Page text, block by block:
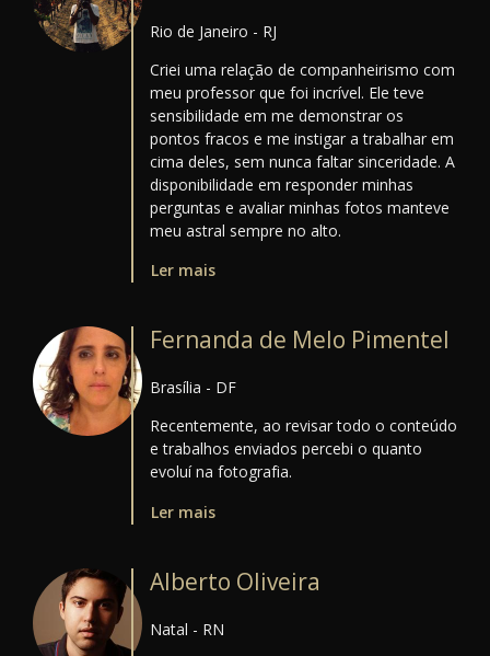
Rio de Janeiro - RJ
Criei uma relação de companheirismo com
meu professor que foi incrível. Ele teve
sensibilidade em me demonstrar os
pontos fracos e me instigar a trabalhar em
cima deles, sem nunca faltar sinceridade. A
disponibilidade em responder minhas
perguntas e avaliar minhas fotos manteve
meu astral sempre no alto.
Ler mais
Fernanda de Melo Pimentel
Brasília - DF
Recentemente, ao revisar todo o conteúdo
e trabalhos enviados percebi o quanto
evoluí na fotografia.
Ler mais
Alberto Oliveira
Natal - RN